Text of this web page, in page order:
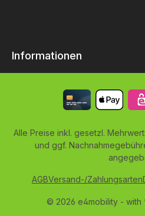
Informationen
Alle Preise inkl. gesetzl.
und ggf.
© 2026 e4mobility - with
AGBVersand-/Zahlungsarten